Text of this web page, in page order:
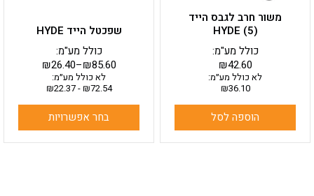
משור חרב לגבס הייד
HYDE (5)
₪42.60
כולל מע"מ:
לא כולל מע״מ:
₪36.10
הוספה לסל
שפכטל הייד HYDE
₪26.40–₪85.60
כולל מע"מ:
לא כולל מע״מ:
₪72.54
-
₪22.37
בחר אפשרויות